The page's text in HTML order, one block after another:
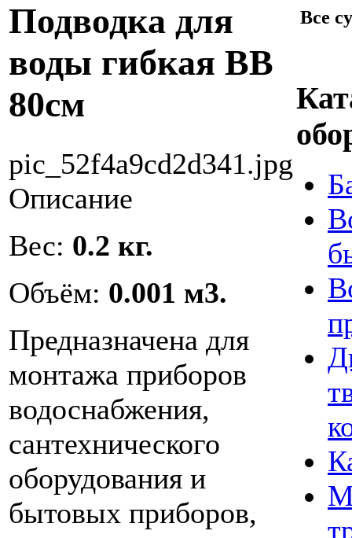
Подводка для
воды гибкая ВВ
80см
pic_52f4a9cd2d341.jpg
Описание
Вес: 0.2 кг.
Объём: 0.001 м3.
Предназначена для
монтажа приборов
водоснабжения,
сантехнического
оборудования и
бытовых приборов,
Все